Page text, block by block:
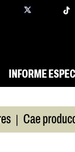
facebook
INFORME
Cae producción